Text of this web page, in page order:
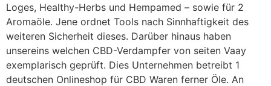
Loges, Heal­thy-Herbs und Hempamed – sowie für 2
Aromaöle. Jene ordnet Tools nach Sinn­haftig­keit des
weiteren Sicherheit dieses. Darüber hinaus haben
unsereins welchen CBD-Verdampfer von seiten Vaay
exemplarisch geprüft. Dies Unternehmen betreibt 1
deutschen Onlineshop für CBD Waren ferner Öle. An